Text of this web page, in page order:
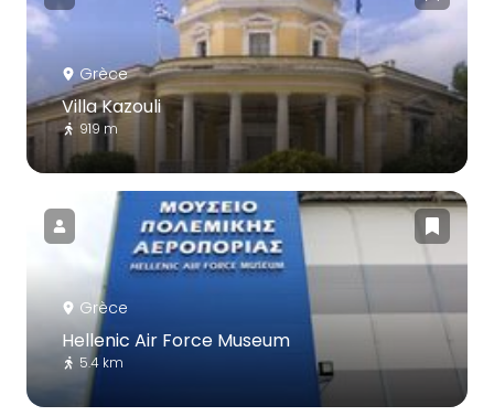
Grèce
Villa Kazouli
919 m
Grèce
Hellenic Air Force Museum
5.4 km